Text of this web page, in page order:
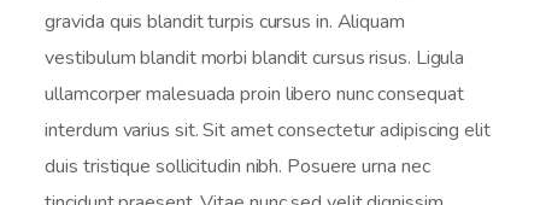
gravida quis blandit turpis cursus in. Aliquam
vestibulum blandit morbi blandit cursus risus. Ligula
ullamcorper malesuada proin libero nunc consequat
interdum varius sit. Sit amet consectetur adipiscing elit
duis tristique sollicitudin nibh. Posuere urna nec